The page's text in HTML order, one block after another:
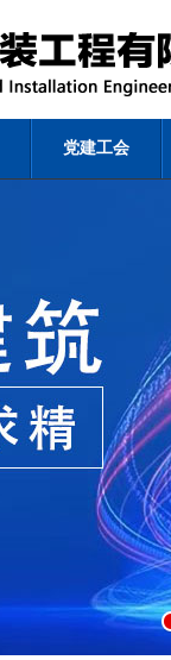
党建工会